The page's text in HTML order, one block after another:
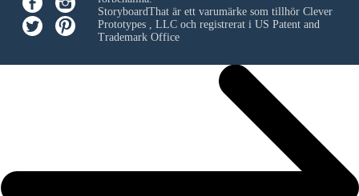
StoryboardThat är ett varumärke som tillhör Clever
Prototypes , LLCoch registrerat i US Patent and
Trademark Office